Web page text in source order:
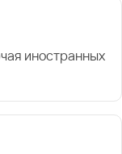
иностранных